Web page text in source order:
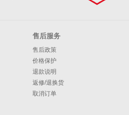
售后服务
售后政策
价格保护
退款说明
返修/退换货
取消订单